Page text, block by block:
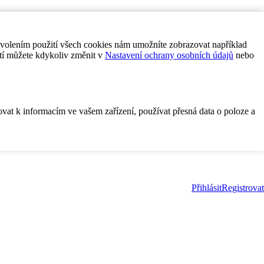
použití všech cookies nám umožníte zobrazovat například
můžete kdykoliv změnit v Nastavení ochrany osobních údajů nebo
k informacím ve vašem zařízení, používat přesná data o poloze a
PřihlásitRegistrovat